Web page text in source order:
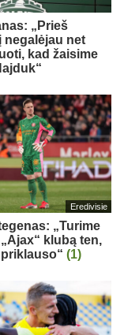
„Prieš
negalėjau net
kad žaisime
Eredivisie
„Turime
klubą ten,
(1)